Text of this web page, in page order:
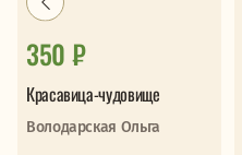
350 ₽
Красавица-чудовище
Володарская Ольга